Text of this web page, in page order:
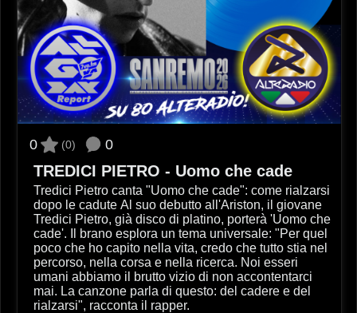
0 (0) 0
TREDICI PIETRO - Uomo che cade
Tredici Pietro canta "Uomo che cade": come rialzarsi
dopo le cadute Al suo debutto all'Ariston, il giovane
Tredici Pietro, già disco di platino, porterà 'Uomo che
cade'. Il brano esplora un tema universale: "Per quel
poco che ho capito nella vita, credo che tutto stia nel
percorso, nella corsa e nella ricerca. Noi esseri
umani abbiamo il brutto vizio di non accontentarci
mai. La canzone parla di questo: del cadere e del
rialzarsi", racconta il rapper.